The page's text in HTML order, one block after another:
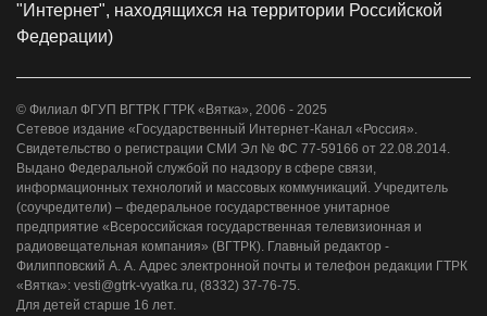
"Интернет", находящихся на территории Российской
Федерации)
© Филиал ФГУП ВГТРК ГТРК «Вятка», 2006 - 2025
Сетевое издание «Государственный Интернет-Канал «Россия».
Свидетельство о регистрации СМИ Эл № ФС 77-59166 от 22.08.2014.
Выдано Федеральной службой по надзору в сфере связи,
информационных технологий и массовых коммуникаций. Учредитель
(соучредители) – федеральное государственное унитарное
предприятие «Всероссийская государственная телевизионная и
радиовещательная компания» (ВГТРК). Главный редактор -
Филипповский А. А. Адрес электронной почты и телефон редакции ГТРК
«Вятка»: vesti@gtrk-vyatka.ru, (8332) 37-76-75.
Для детей старше 16 лет.